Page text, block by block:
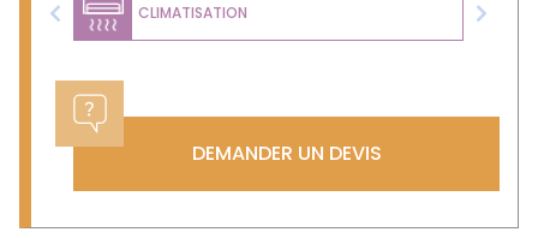
CLIMATISATION
Previous Next
DEMANDER UN DEVIS